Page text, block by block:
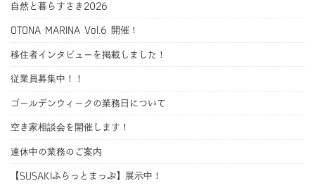
自然と暮らすさき2026
OTONA MARINA Vol.6 開催！
移住者インタビューを掲載しました！
従業員募集中！！
ゴールデンウィークの業務日について
空き家相談会を開催します！
連休中の業務のご案内
【SUSAKIふらっとまっぷ】展示中！